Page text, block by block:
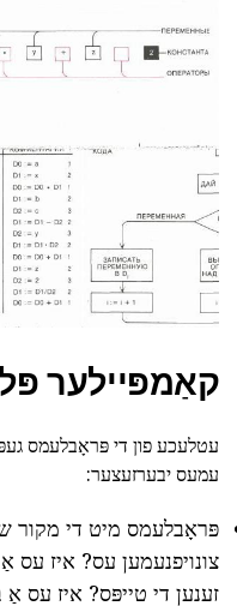
קאַמפּיילער
עטלעכע פון די פּראָבלעמס
עמעס יבערזעצער:
פּראָבלעמס מיט די מקור
צונויפנעמען עס? איז עס
זענען די טייפּס? איז עס